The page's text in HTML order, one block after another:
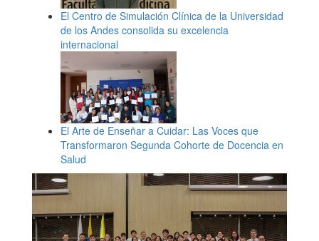
El Centro de Simulación Clínica de la Universidad
de los Andes consolida su excelencia
internacional
El Arte de Enseñar a Cuidar: Las Voces que
Transformaron Segunda Cohorte de Docencia en
Salud